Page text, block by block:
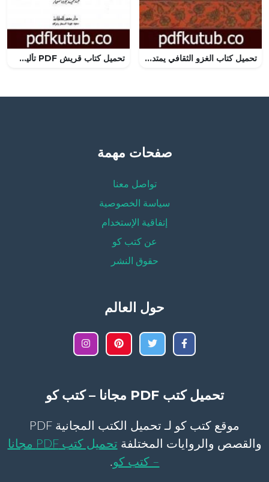
تحميل كتاب الغزو الثقافي يمتد في فراغنا PDF تأليف محمد الغزالي مجانا [كامل] تحميل كتاب قريش PDF تأليف عبد الحميد جودة السحار مجانا [كامل]
صفحات مهمة
تواصل معنا
سياسة الخصوصية
إتفاقية الإستخدام
عن كتب كو
حقوق النشر
حول العالم
تحميل كتب PDF مجانا – كتب كو
موقع كتب كو لـ تحميل الكتب المجانية PDF
والقصص والروايات المختلفة
تحميل كتب PDF مجانا
– كتب كو.